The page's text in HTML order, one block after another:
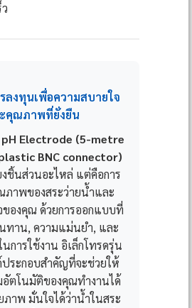
ลงทุนเพื่อความสบายใจ
คุณภาพที่ยั่งยืน
Electrode (5-metre
BNC connector)
ชิ้นส่วนอะไหล่ แต่คือการ
าพของสระว่ายน้ำและ
ของคุณ ด้วยการออกแบบที่
ทาน, ความแม่นยำ, และ
การใช้งาน อิเล็กโทรดรุ่น
ระกอบสำคัญที่จะช่วยให้
ตโนมัติของคุณทำงานได้
ภาพ มั่นใจได้ว่าน้ำในสระ